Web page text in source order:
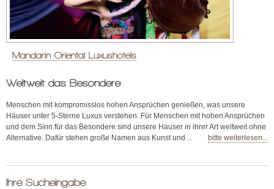
Mandarin Oriental Luxushotels
Weltweit das Besondere
Menschen mit kompromisslos hohen Ansprüchen genießen, was unsere
Häuser unter 5-Sterne Luxus verstehen. Für Menschen mit hohen Ansprüchen
und dem Sinn für das Besondere sind unsere Häuser in ihrer Art weltweit ohne
Alternative. Dafür stehen große Namen aus Kunst und ...
bitte weiterlesen...
Ihre Sucheingabe